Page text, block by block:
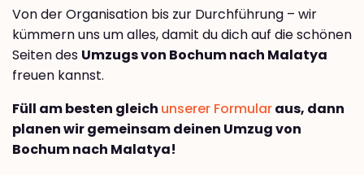
Von der Organisation bis zur Durchführung – wir
kümmern uns um alles, damit du dich auf die schönen
Seiten des Umzugs von Bochum nach Malatya
freuen kannst.
Füll am besten gleich unserer Formularaus, dann
planen wir gemeinsam deinen Umzug von
Bochum nach Malatya!